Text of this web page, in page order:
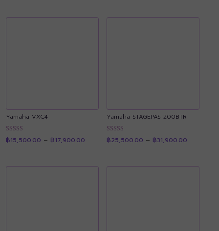
Yamaha VXC4
ให้คะแนน
4.92
฿15,500.00 – ฿17,900.00
Yamaha STAGEPAS 200BTR
ให้คะแนน
4.91
฿25,500.00 – ฿31,900.00range: